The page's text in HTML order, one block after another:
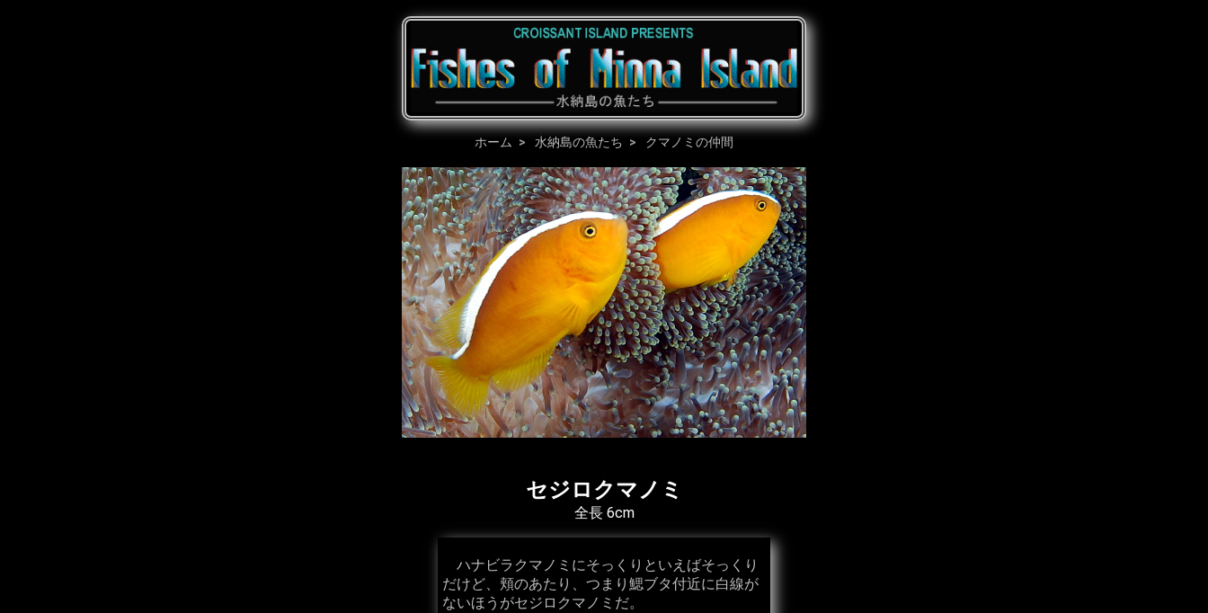
ホーム 水納島の魚たち クマノミの仲間
セジロクマノミ
全長 6cm
ハナビラクマノミにそっくりといえばそっくり
だけど、頬のあたり、つまり鰓ブタ付近に白線が
ないほうがセジロクマノミだ。